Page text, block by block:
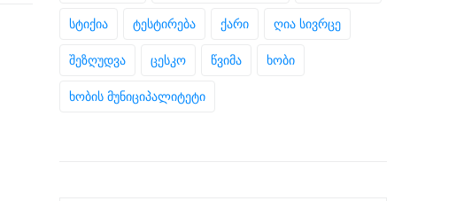
სტიქია ტესტირება ქარი ღია სივრცე
შეზღუდვა ცესკო წვიმა ხობი
ხობის მუნიციპალიტეტი